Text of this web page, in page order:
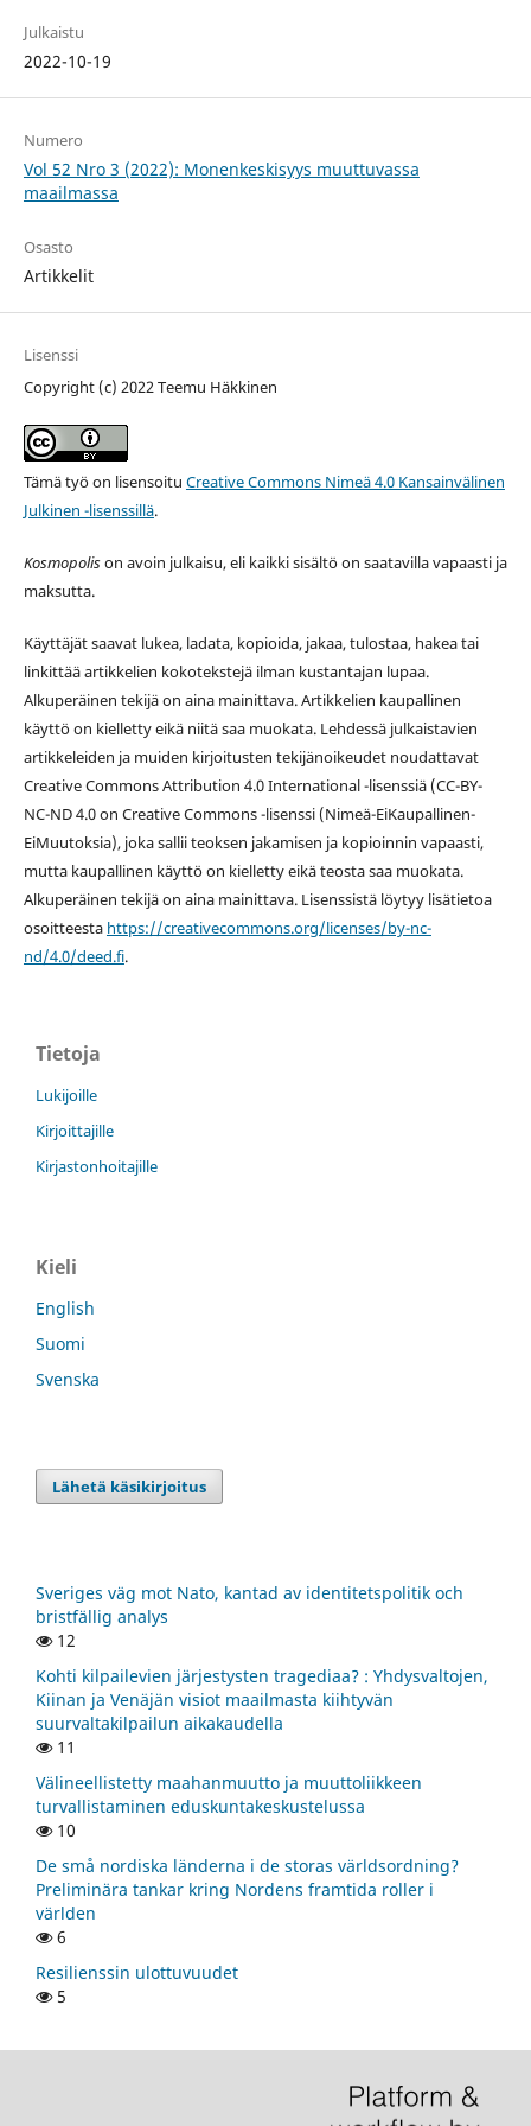
Julkaistu
2022-10-19
Numero
Vol 52 Nro 3 (2022): Monenkeskisyys muuttuvassa
maailmassa
Osasto
Artikkelit
Lisenssi
Copyright (c) 2022 Teemu Häkkinen
Tämä työ on lisensoitu Creative Commons Nimeä 4.0 Kansainvälinen
Julkinen -lisenssillä.
Kosmopolison avoin julkaisu, eli kaikki sisältö on saatavilla vapaasti ja
maksutta.
Käyttäjät saavat lukea, ladata, kopioida, jakaa, tulostaa, hakea tai
linkittää artikkelien kokotekstejä ilman kustantajan lupaa.
Alkuperäinen tekijä on aina mainittava. Artikkelien kaupallinen
käyttö on kielletty eikä niitä saa muokata. Lehdessä julkaistavien
artikkeleiden ja muiden kirjoitusten tekijänoikeudet noudattavat
Creative Commons Attribution 4.0 International -lisenssiä (CC-BY-
NC-ND 4.0 on Creative Commons -lisenssi(Nimeä-EiKaupallinen-
EiMuutoksia), joka sallii teoksen jakamisen ja kopioinnin vapaasti,
mutta kaupallinen käyttö on kielletty eikä teosta saa muokata.
Alkuperäinen tekijä on aina mainittava. Lisenssistä löytyy lisätietoa
osoitteesta https://creativecommons.org/licenses/by-nc-
nd/4.0/deed.fi.
Tietoja
Lukijoille
Kirjoittajille
Kirjastonhoitajille
Kieli
English
Suomi
Svenska
Lähetä käsikirjoitus
Sveriges väg mot Nato, kantad av identitetspolitik och
bristfällig analys
12
Kohti kilpailevien järjestysten tragediaa? : Yhdysvaltojen,
Kiinan ja Venäjän visiot maailmasta kiihtyvän
suurvaltakilpailun aikakaudella
11
Välineellistetty maahanmuutto ja muuttoliikkeen
turvallistaminen eduskuntakeskustelussa
10
De små nordiska länderna i de storas världsordning?
Preliminära tankar kring Nordens framtida roller i
världen
6
Resilienssin ulottuvuudet
5